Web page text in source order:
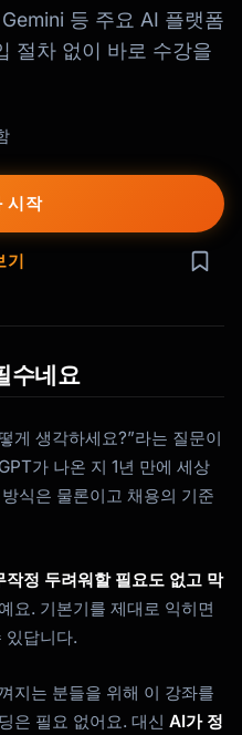
등 주요 AI 플랫폼
절차 없이 바로 수강을
시작
기
수네요
게 생각하세요?”라는 질문이
가 나온 지 1년 만에 세상
식은 물론이고 채용의 기준
작정 두려워할 필요도 없고 막
요. 기본기를 제대로 익히면
있답니다.
지는 분들을 위해 이 강좌를
은 필요 없어요. 대신 AI가 정